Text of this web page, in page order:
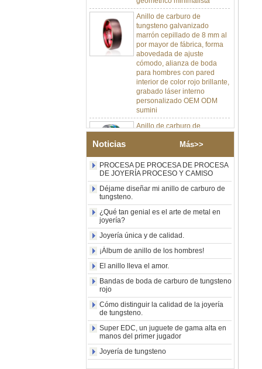
Anillo de carburo de
tungsteno galvanizado
marrón cepillado de 8 mm al
por mayor de fábrica, forma
abovedada de ajuste
cómodo, alianza de boda
para hombres con pared
interior de color rojo brillante,
grabado láser interno
personalizado OEM ODM
sumini
Anillo de carburo de
tungsteno de plata pulida de
8 mm al por mayor de
fábrica, incrustación central
tira de malaquita sintética,
alianza de boda para
hombres Grabado láser
interno personalizado OEM
Anillo de carburo de
cuadrado pulido negro al por
mayor de fábrica,
incrustación de madera con
patrón de cruz de concha de
abulón, anillo de declaración
religiosa para hombres
personalizado OEM ODM
suministro a gr
Anillo de carburo de
tungsteno electrochapado en
oro rosa de 8 mm al por
mayor de fábrica, cuerda de
guitarra roja e incrustaciones
Noticias Más>>
PROCESA DE PROCESA DE PROCESA
DE JOYERÍA PROCESO Y CAMISO
Déjame diseñar mi anillo de carburo de
tungsteno.
¿Qué tan genial es el arte de metal en
joyería?
Joyería única y de calidad.
¡Álbum de anillo de los hombres!
El anillo lleva el amor.
Bandas de boda de carburo de tungsteno
rojo
Cómo distinguir la calidad de la joyería
de tungsteno.
Super EDC, un juguete de gama alta en
manos del primer jugador
Joyería de tungsteno